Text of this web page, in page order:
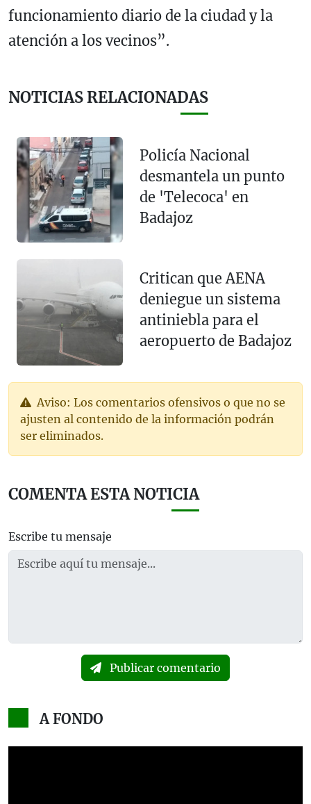
funcionamiento diario de la ciudad y la
atención a los vecinos”.
NOTICIAS RELACIONADAS
Policía Nacional
desmantela un punto
de 'Telecoca' en
Badajoz
Critican que AENA
deniegue un sistema
antiniebla para el
aeropuerto de Badajoz
Aviso: Los comentarios ofensivos o que no se
ajusten al contenido de la información podrán
ser eliminados.
COMENTA ESTA NOTICIA
Escribe tu mensaje
Publicar comentario
A FONDO